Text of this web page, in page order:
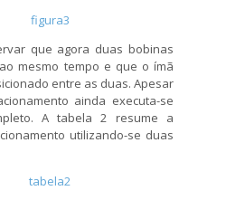
que agora duas bobinas
mesmo tempo e que o ímã
entre as duas. Apesar
ainda executa-se
A tabela 2 resume a
utilizando-se duas